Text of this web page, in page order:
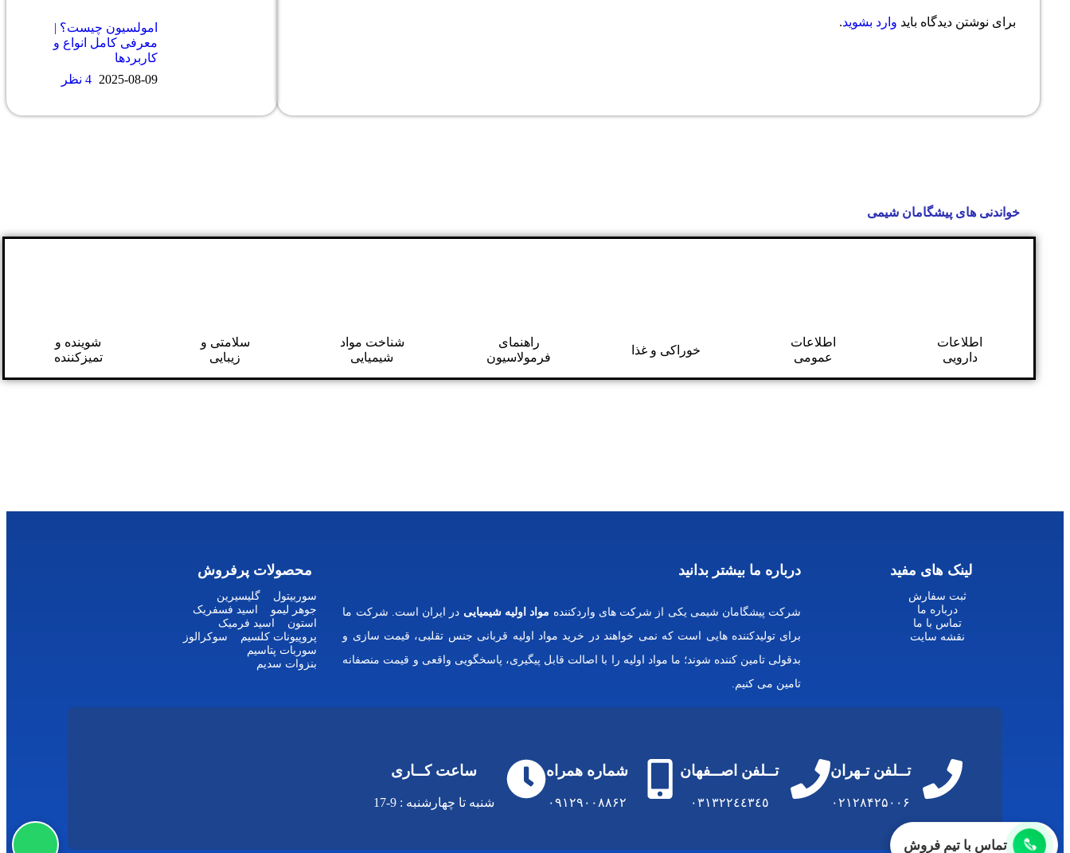
برای نوشتن دیدگاه باید وارد بشوید.
امولسیون چیست؟ |
معرفی کامل انواع و
کاربردها
2025-08-09 4 نظر
خواندنی های پیشگامان شیمی
اطلاعات
دارویی
اطلاعات
عمومی
خوراکی و غذا
راهنمای
فرمولاسیون
شناخت مواد
شیمیایی
سلامتی و
زیبایی
شوینده و
تمیزکننده
لینک های مفید
ثبت سفارش
درباره ما
تماس با ما
نقشه سایت
درباره ما بیشتر بدانید
شرکت پیشگامان شیمی یکی از شرکت های واردکننده مواد اولیه شیمیایی در ایران است. شرکت ما
برای تولیدکننده هایی است که نمی خواهند در خرید مواد اولیه قربانی جنس تقلبی، قیمت سازی و
بدقولی تامین کننده شوند؛ ما مواد اولیه را با اصالت قابل پیگیری، پاسخگویی واقعی و قیمت منصفانه
تامین می کنیم.
محصولات پرفروش
سوربیتول
گلیسیرین
جوهر لیمو
اسید فسفریک
استون
اسید فرمیک
پروپیونات کلسیم
سوکرالوز
سوربات پتاسیم
بنزوات سدیم
تــلفن تـهران
۰۲۱۲۸۴۲۵۰۰۶
تــلفن اصــفهان
٠٣١٣٢٢٤٤٣٤٥
شماره همراه
۰۹۱۲۹۰۰۸۸۶۲
ساعت کــاری
شنبه تا چهارشنبه : 9-17
تماس با تیم فروش